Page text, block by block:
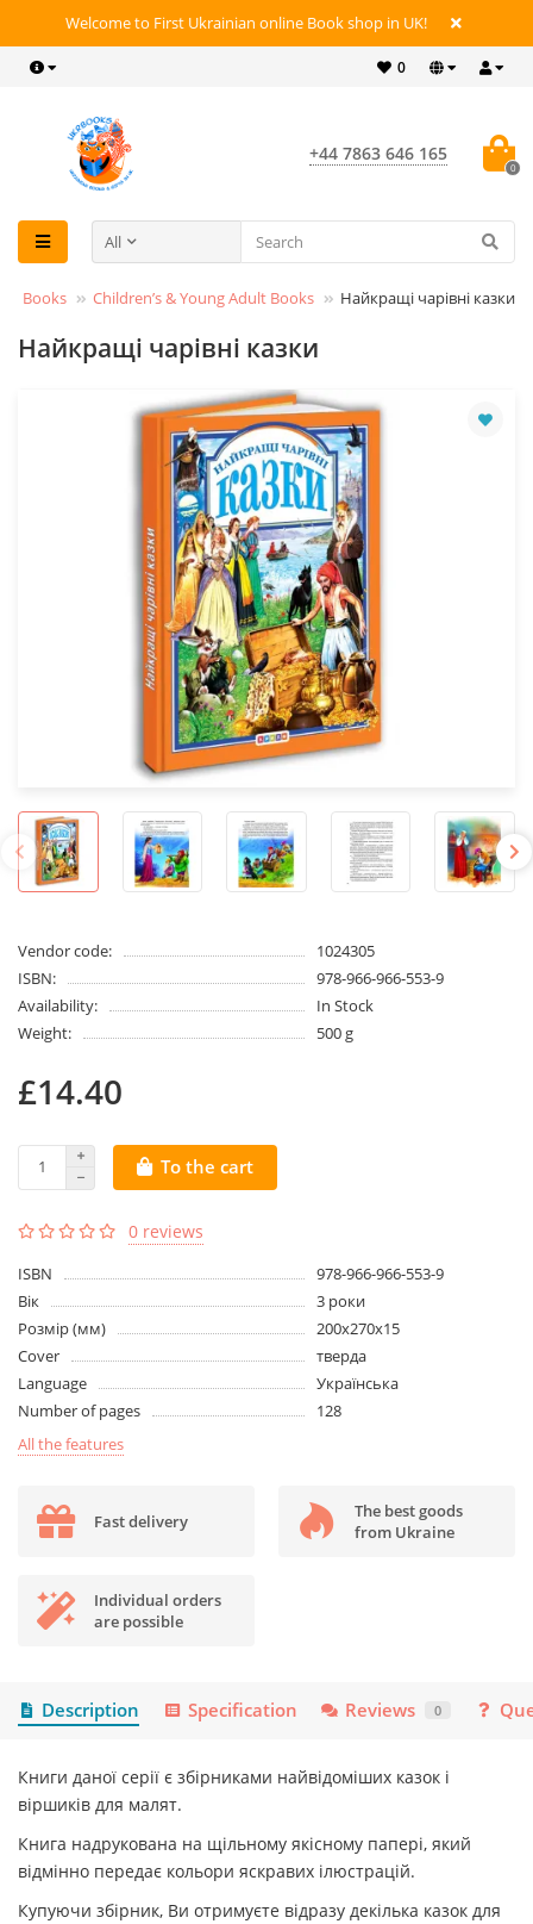
Welcome to First Ukrainian online Book shop in UK!
0
+44 7863 646 165
0
All
Books Children’s & Young Adult Books Найкращі чарівні казки
Найкращі чарівні казки
Vendor code:
1024305
ISBN:
978-966-966-553-9
Availability:
In Stock
Weight:
500 g
£14.40
To the cart
0 reviews
ISBN
978-966-966-553-9
Вік
3 роки
Розмір (мм)
200x270x15
Cover
тверда
Language
Українська
Number of pages
128
All the features
Fast delivery
The best goods
from Ukraine
Individual orders
are possible
Description Specification Reviews 0
Книги даної серії є збірниками найвідоміших казок і
віршиків для малят.
Книга надрукована на щільному якісному папері, який
відмінно передає кольори яскравих ілюстрацій.
Купуючи збірник, Ви отримуєте відразу декілька казок для